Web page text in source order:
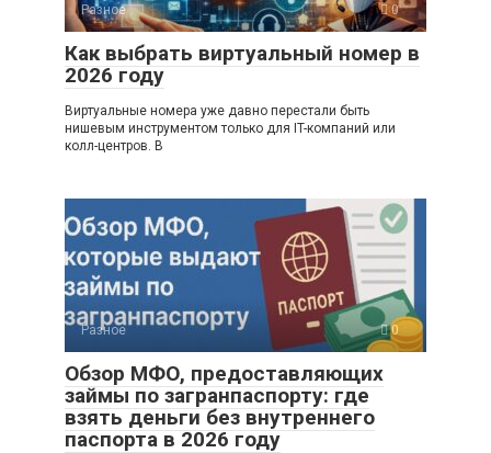
Разное 0
Как выбрать виртуальный номер в
2026 году
Виртуальные номера уже давно перестали быть
нишевым инструментом только для IT-компаний или
колл-центров. В
Разное 0
Обзор МФО, предоставляющих
займы по загранпаспорту: где
взять деньги без внутреннего
паспорта в 2026 году